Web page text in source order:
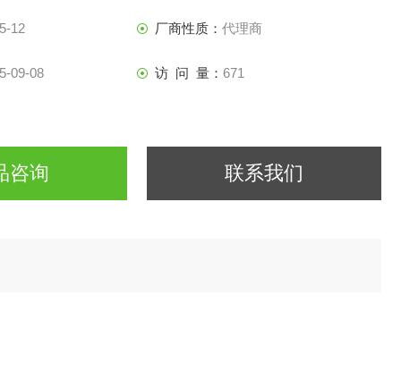
12 厂商性质： 代理商
09-08 访 问 量： 671
咨询 联系我们